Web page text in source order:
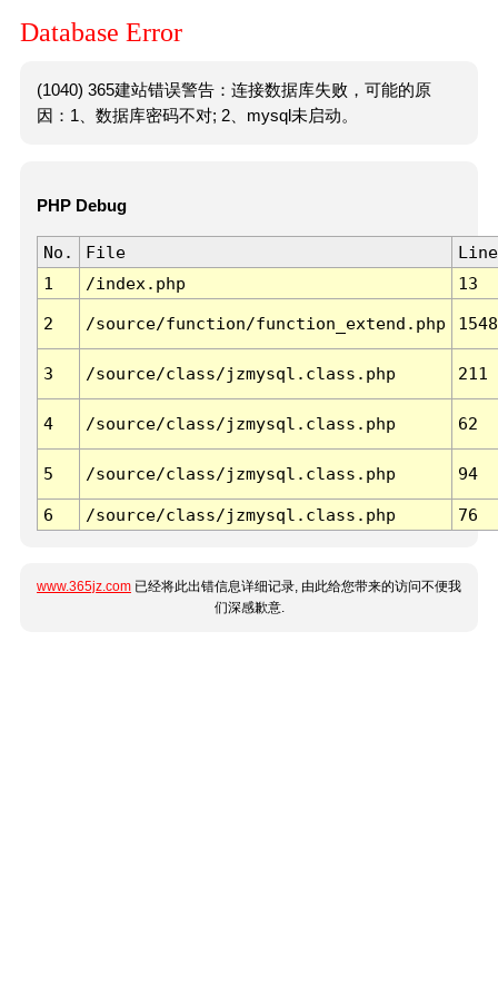
Database Error
(1040) 365建站错误警告：连接数据库失败，可能的原
因：1、数据库密码不对; 2、mysql未启动。
PHP Debug
No. File
Line
1
/index.php 13
2 /source/function/function_extend.php 1548
3 /source/class/jzmysql.class.php 211
4 /source/class/jzmysql.class.php 62
5 /source/class/jzmysql.class.php 94
6 /source/class/jzmysql.class.php 76
www.365jz.com 已经将此出错信息详细记录, 由此给您带来的访问不便我
们深感歉意.